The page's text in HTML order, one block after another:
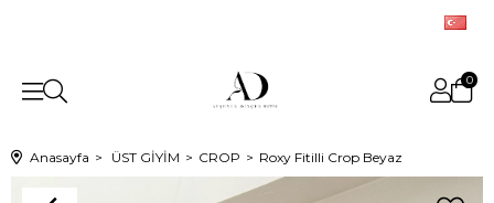
0
Anasayfa ÜST GİYİM CROP Roxy Fitilli Crop Beyaz